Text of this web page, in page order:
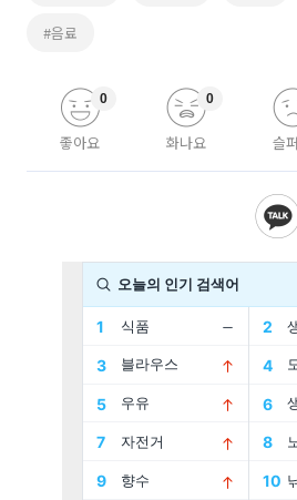
#음료
좋아요
0
화나요
0
슬